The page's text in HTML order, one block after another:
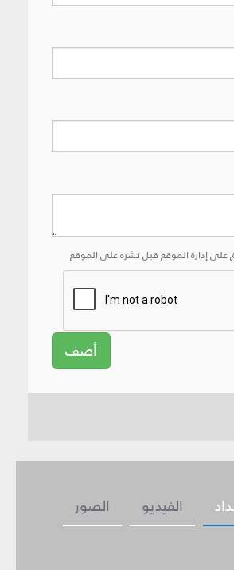
على إدارة الموقع قبل نشره على الموقع
أضف
الصور الفيديو